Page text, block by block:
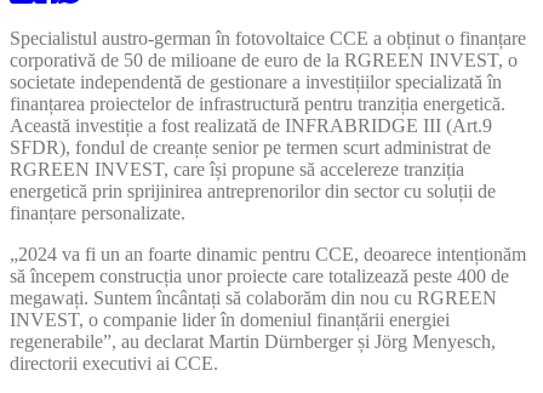
Specialistul austro-german în fotovoltaice CCE a obținut o finanțare
corporativă de 50 de milioane de euro de la RGREEN INVEST, o
societate independentă de gestionare a investițiilor specializată în
finanțarea proiectelor de infrastructură pentru tranziția energetică.
Această investiție a fost realizată de INFRABRIDGE III (Art.9
SFDR), fondul de creanțe senior pe termen scurt administrat de
RGREEN INVEST, care își propune să accelereze tranziția
energetică prin sprijinirea antreprenorilor din sector cu soluții de
finanțare personalizate.
„2024 va fi un an foarte dinamic pentru CCE, deoarece intenționăm
să începem construcția unor proiecte care totalizează peste 400 de
megawați. Suntem încântați să colaborăm din nou cu RGREEN
INVEST, o companie lider în domeniul finanțării energiei
regenerabile”, au declarat Martin Dürnberger și Jörg Menyesch,
directorii executivi ai CCE.